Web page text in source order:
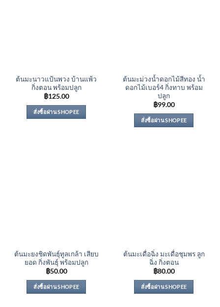
ต้นมะนาวแป้นพวง บ้านแพ้ว
กิ่งตอน พร้อมปลูก
฿125.00
สั่งซื้อผ่าน SHOPEE
ต้นมะม่วงน้ำดอกไม้สีทอง น้ำ
ดอกไม้เบอร์4 กิ่งทาบ พร้อม
ปลูก
฿99.00
สั่งซื้อผ่าน SHOPEE
ต้นมะยงชิดพันธุ์ทูลเกล้า เสียบ
ยอด กิ่งพันธุ์ พร้อมปลูก
฿50.00
สั่งซื้อผ่าน SHOPEE
ต้นมะเดื่อฉิ่ง มะเดื่อชุมพร ลูก
ฉิ่ง กิ่งตอน
฿80.00
สั่งซื้อผ่าน SHOPEE